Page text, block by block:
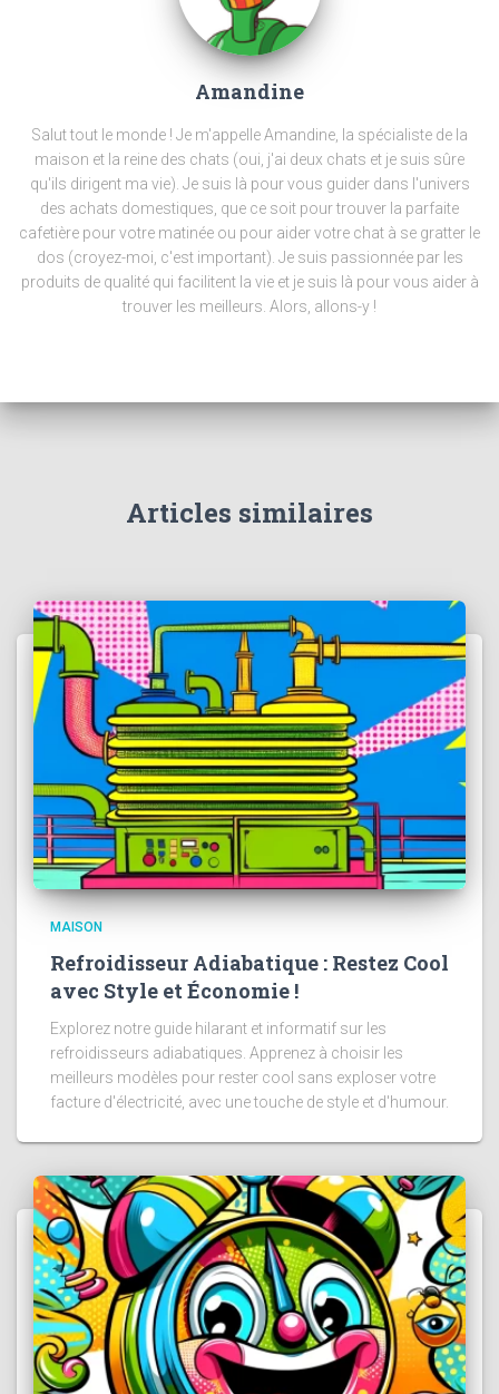
Amandine
Salut tout le monde ! Je m'appelle Amandine, la spécialiste de la
maison et la reine des chats (oui, j'ai deux chats et je suis sûre
qu'ils dirigent ma vie). Je suis là pour vous guider dans l'univers
des achats domestiques, que ce soit pour trouver la parfaite
cafetière pour votre matinée ou pour aider votre chat à se gratter le
dos (croyez-moi, c'est important). Je suis passionnée par les
produits de qualité qui facilitent la vie et je suis là pour vous aider à
trouver les meilleurs. Alors, allons-y !
Articles similaires
MAISON
Refroidisseur Adiabatique : Restez Cool
avec Style et Économie !
Explorez notre guide hilarant et informatif sur les
refroidisseurs adiabatiques. Apprenez à choisir les
meilleurs modèles pour rester cool sans exploser votre
facture d'électricité, avec une touche de style et d'humour.